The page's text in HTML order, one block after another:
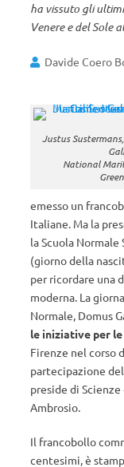
ha vissuto gli
Venere e del Sole
Davide Coero
Justus
National
emesso un
Italiane. Ma la
la Scuola
(giorno della
per ricordare una
moderna. La
Normale, Domus
le iniziative per
Firenze nel corso
partecipazione
preside di
Ambrosio.
Il francobollo
centesimi, è